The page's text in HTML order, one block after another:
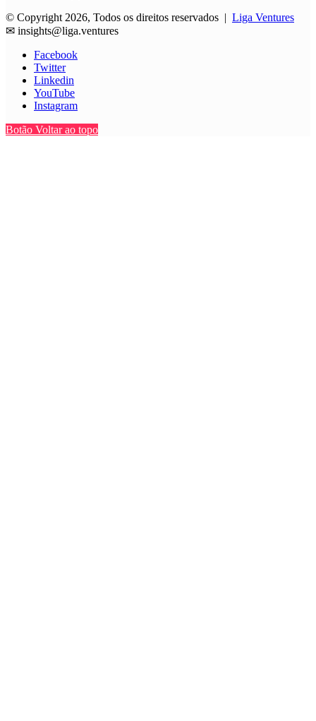
© Copyright 2026, Todos os direitos reservados | Liga Ventures
✉ insights@liga.ventures
Facebook
Twitter
Linkedin
YouTube
Instagram
Botão Voltar ao topo